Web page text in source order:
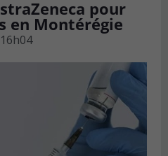
pour
en Montérégie